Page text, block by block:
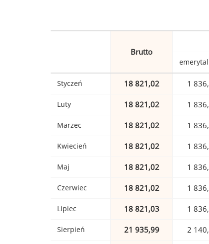
Brutto
Styczeń 18 821,02 1
Luty 18 821,02 1
Marzec 18 821,02 1
Kwiecień 18 821,02 1
Maj 18 821,02 1
Czerwiec 18 821,02 1
Lipiec 18 821,03 1
Sierpień 21 935,99 2